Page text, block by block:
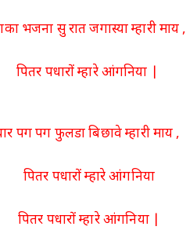
भजना सु रात जगास्या म्हारी माय ,
पितर पधारों म्हारे आंगनिया |
पग पग फुलडा बिछावे म्हारी माय ,
पितर पधारों म्हारे आंगनिया
पितर पधारों म्हारे आंगनिया |